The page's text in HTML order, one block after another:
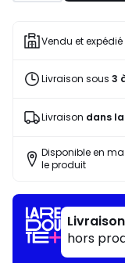
Vendu et expédié
Livraison sous 3
Livraison dans
Disponible en
le produit
hors